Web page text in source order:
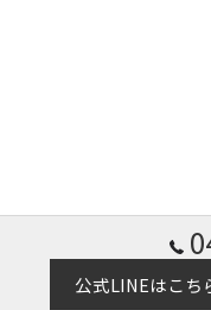
公式LINEはこち